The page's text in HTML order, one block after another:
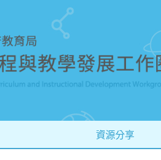
資源分享